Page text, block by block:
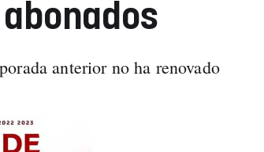
anterior no ha renovado